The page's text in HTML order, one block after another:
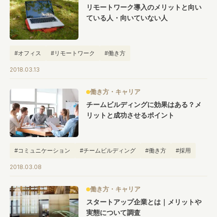
リモートワーク導入のメリットと向い
ている人・向いていない人
#オフィス #リモートワーク #働き方
2018.03.13
働き方・キャリア
チームビルディングに効果はある？メ
リットと成功させるポイント
#コミュニケーション #チームビルディング #働き方 #採用
2018.03.08
働き方・キャリア
スタートアップ企業とは｜メリットや
実態について調査